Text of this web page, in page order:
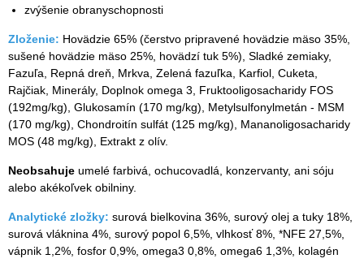
zvýšenie obranyschopnosti
Zloženie: Hovädzie 65% (čerstvo pripravené hovädzie mäso 35%,
sušené hovädzie mäso 25%, hovädzí tuk 5%), Sladké zemiaky,
Fazuľa, Repná dreň, Mrkva, Zelená fazuľka, Karfiol, Cuketa,
Rajčiak, Minerály, Doplnok omega 3, Fruktooligosacharidy FOS
(192mg/kg), Glukosamín (170 mg/kg), Metylsulfonylmetán - MSM
(170 mg/kg), Chondroitín sulfát (125 mg/kg), Mananoligosacharidy
MOS (48 mg/kg), Extrakt z olív.
Neobsahuje umelé farbivá, ochucovadlá, konzervanty, ani sóju
alebo akékoľvek obilniny.
Analytické zložky: surová bielkovina 36%, surový olej a tuky 18%,
surová vláknina 4%, surový popol 6,5%, vlhkosť 8%, *NFE 27,5%,
vápnik 1,2%, fosfor 0,9%, omega3 0,8%, omega6 1,3%, kolagén